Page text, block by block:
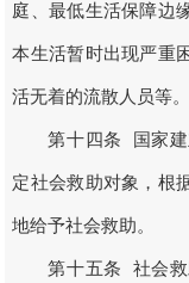
庭、最低生活保障边
本生活暂时出现严重
活无着的流散人员等。
第十四条 国家
定社会救助对象，根
地给予社会救助。
第十五条 社会